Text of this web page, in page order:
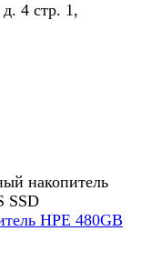
4 стр. 1,
накопитель
SSD